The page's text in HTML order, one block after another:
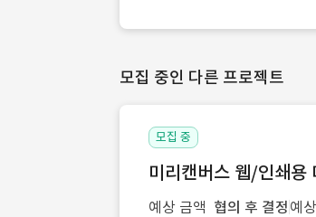
모집 중인 다른 프로젝트
모집 중
미리캔버스 웹/인쇄용
예상 금액 협의 후 결정 예